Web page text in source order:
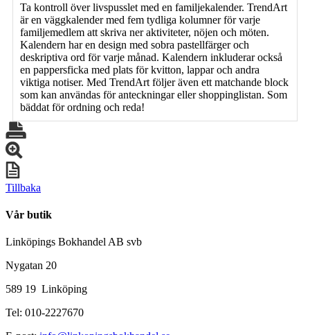
Ta kontroll över livspusslet med en familjekalender. TrendArt
är en väggkalender med fem tydliga kolumner för varje
familjemedlem att skriva ner aktiviteter, nöjen och möten.
Kalendern har en design med sobra pastellfärger och
deskriptiva ord för varje månad. Kalendern inkluderar också
en pappersficka med plats för kvitton, lappar och andra
viktiga notiser. Med TrendArt följer även ett matchande block
som kan användas för anteckningar eller shoppinglistan. Som
bäddat för ordning och reda!
Tillbaka
Vår butik
Linköpings Bokhandel AB svb
Nygatan 20
589 19 Linköping
Tel: 010-2227670